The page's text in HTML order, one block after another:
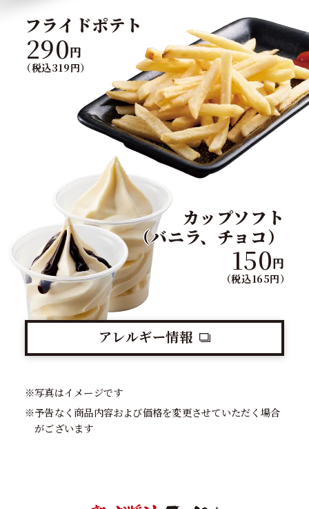
フライドポテト
290円
（税込319円）
カップソフト
（バニラ、チョコ）
150円
（税込165円）
アレルギー情報
※写真はイメージです
※予告なく商品内容および価格を変更させていただく場合
がございます